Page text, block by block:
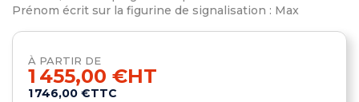
Prénom écrit sur la figurine de signalisation : Max
À PARTIR DE
1 455,00 €HT
1 746,00 €TTC